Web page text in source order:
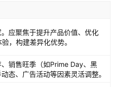
应聚焦于提升产品价值、优化
，构建差异化优势。
销售旺季（如Prime Day、黑
态、广告活动等因素灵活调整。